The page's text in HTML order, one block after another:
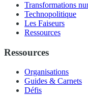
Transformations
Technopolitique
Les Faiseurs
Ressources
Ressources
Organisations
Guides & Carnets
Défis